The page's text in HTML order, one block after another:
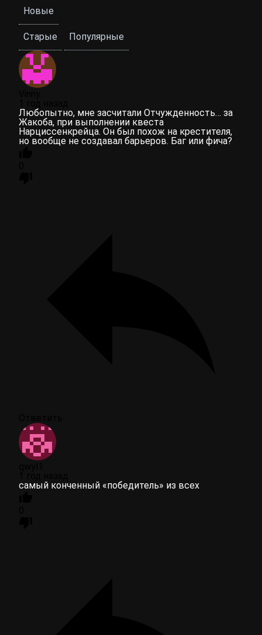
Новые
Старые Популярные
Любопытно, мне засчитали Отчужденность… за
Жакоба, при выполнении квеста
Нарциссенкрейца. Он был похож на крестителя,
но вообще не создавал барьеров. Баг или фича?
самый конченный «победитель» из всех